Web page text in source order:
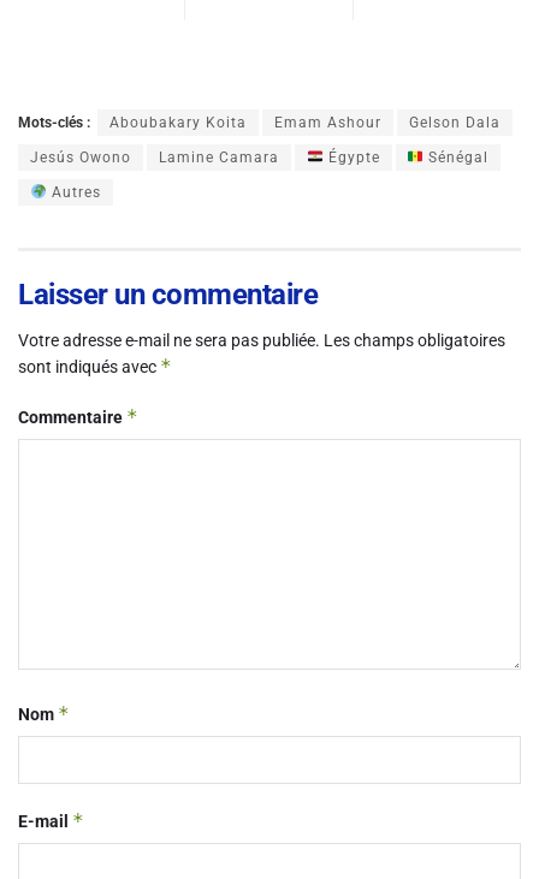
Mots-clés : Aboubakary Koita Emam Ashour Gelson Dala
Jesús Owono Lamine Camara Égypte Sénégal
Autres
Laisser un commentaire
Votre adresse e-mail ne sera pas publiée. Les champs obligatoires
sont indiqués avec *
Commentaire *
Nom *
E-mail *